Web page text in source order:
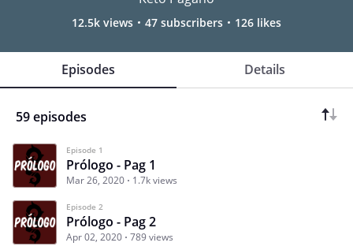
12.5k views 47 subscribers 126 likes
Episodes Details
59 episodes
Episode 1
Prólogo - Pag 1
Mar 26, 2020 1.7k views
Episode 2
Prólogo - Pag 2
Apr 02, 2020 789 views